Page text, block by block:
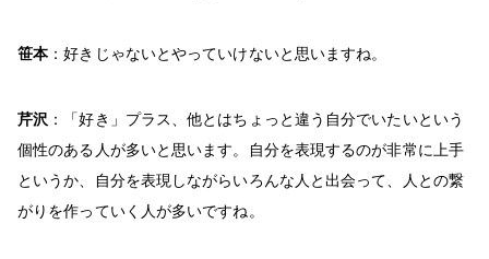
笹本：好きじゃないとやっていけないと思いますね。
芹沢 ：「好き」プラス、他とはちょっと違う自分でいたいという
個性のある人が多いと思います。自分を表現するのが非常に上手
というか、自分を表現しながらいろんな人と出会って、人との繋
がりを作っていく人が多いですね。